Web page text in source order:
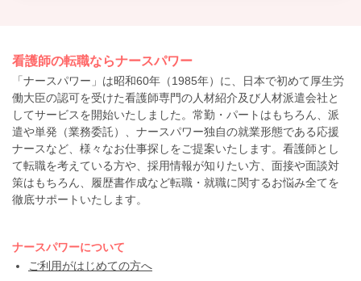
看護師の転職ならナースパワー
「ナースパワー」は昭和60年（1985年）に、日本で初めて厚生労
働大臣の認可を受けた看護師専門の人材紹介及び人材派遣会社と
してサービスを開始いたしました。常勤・パートはもちろん、派
遣や単発（業務委託）、ナースパワー独自の就業形態である応援
ナースなど、様々なお仕事探しをご提案いたします。看護師とし
て転職を考えている方や、採用情報が知りたい方、面接や面談対
策はもちろん、履歴書作成など転職・就職に関するお悩み全てを
徹底サポートいたします。
ナースパワーについて
ご利用がはじめての方へ